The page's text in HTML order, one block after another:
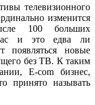
телевизионного
изменится
100 больших
и это едва ли
появляться новые
без ТВ. К таким
E-com бизнес,
принято называть